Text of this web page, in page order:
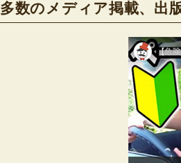
多数のメディア掲載、出